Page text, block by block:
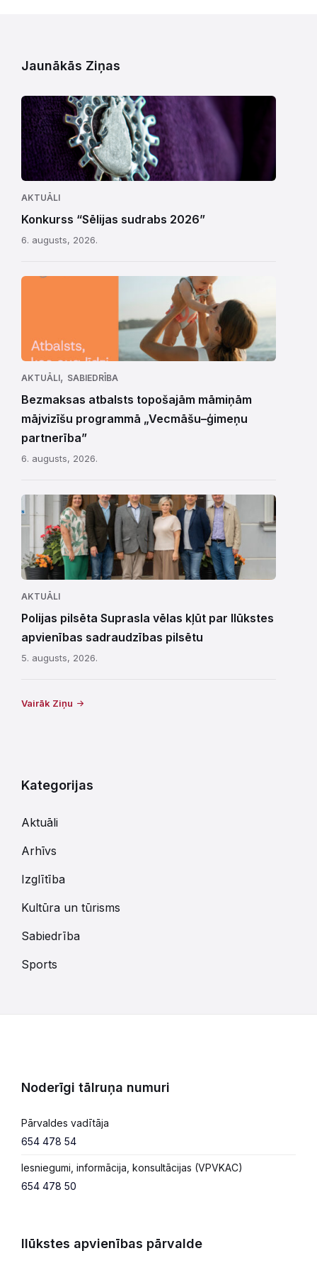
Jaunākās Ziņas
AKTUĀLI
Konkurss “Sēlijas sudrabs 2026”
6. augusts, 2026.
AKTUĀLI, SABIEDRĪBA
Bezmaksas atbalsts topošajām māmiņām
mājvizīšu programmā „Vecmāšu–ģimeņu
partnerība”
6. augusts, 2026.
AKTUĀLI
Polijas pilsēta Suprasla vēlas kļūt par Ilūkstes
apvienības sadraudzības pilsētu
5. augusts, 2026.
Vairāk Ziņu
Kategorijas
Aktuāli
Arhīvs
Izglītība
Kultūra un tūrisms
Sabiedrība
Sports
Noderīgi tālruņa numuri
Pārvaldes vadītāja
654 478 54
Iesniegumi, informācija, konsultācijas (VPVKAC)
654 478 50
Ilūkstes apvienības pārvalde